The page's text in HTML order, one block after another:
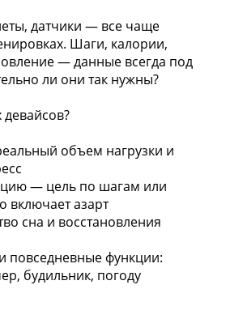
датчики — все чаще
Шаги, калории,
— данные всегда под
ли они так нужны?
объем нагрузки и
— цель по шагам или
включает азарт
сна и восстановления
повседневные функции:
будильник, погоду